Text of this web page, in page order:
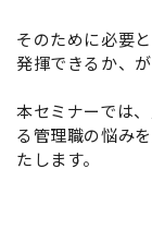
そのために必要
発揮できるか、
本セミナーでは
る管理職の悩み
たします。